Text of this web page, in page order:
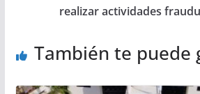
realizar actividades
También te puede